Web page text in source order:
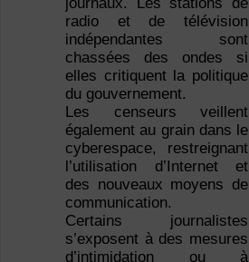
journaux. Les stations de
radio et de télévision
indépendantes sont
chassées des ondes si
elles critiquent la politique
du gouvernement.
Les censeurs veillent
également au grain dans le
cyberespace, restreignant
l’utilisation d’Internet et
des nouveaux moyens de
communication.
Certains journalistes
s’exposent à des mesures
d’intimidation ou à